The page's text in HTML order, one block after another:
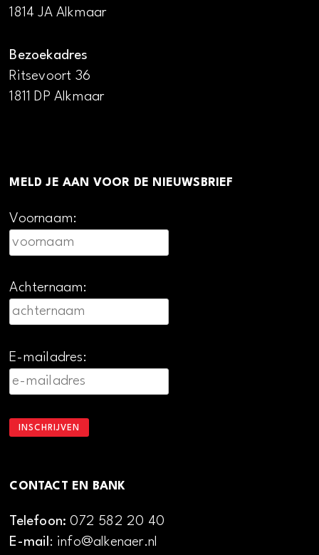
1814 JA Alkmaar
Bezoekadres
Ritsevoort 36
1811 DP Alkmaar
MELD JE AAN VOOR DE NIEUWSBRIEF
Voornaam:
Achternaam:
E-mailadres:
CONTACT EN BANK
Telefoon:072 582 20 40
E-mail: info@alkenaer.nl